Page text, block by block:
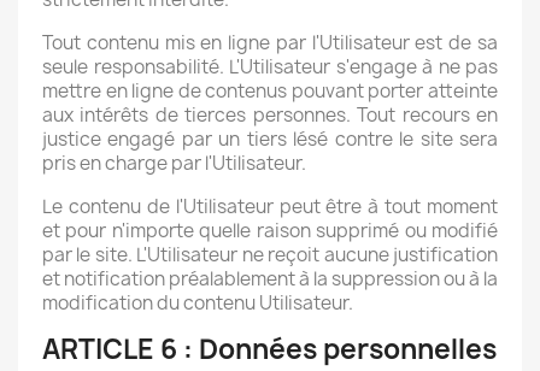
Tout contenu mis en ligne par l'Utilisateur est de sa
seule responsabilité. L'Utilisateur s'engage à ne pas
mettre en ligne de contenus pouvant porter atteinte
aux intérêts de tierces personnes. Tout recours en
justice engagé par un tiers lésé contre le site sera
pris en charge par l'Utilisateur.
Le contenu de l'Utilisateur peut être à tout moment
et pour n'importe quelle raison supprimé ou modifié
par le site. L'Utilisateur ne reçoit aucune justification
et notification préalablement à la suppression ou à la
modification du contenu Utilisateur.
ARTICLE 6 : Données personnelles